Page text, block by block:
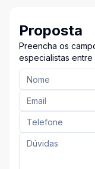
Proposta
Preencha os
especialistas entre